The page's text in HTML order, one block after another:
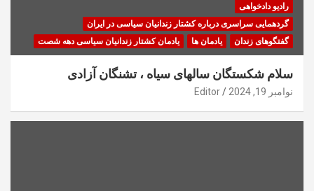
رادیو دادخواهی
گردهمایی سراسری درباره کشتار زندانیان سیاسی در ایران
گفتگوهای زندان
یادمان ها یادمان کشتار زندانیان سیاسی دهه شصت
سلام شکستگان سالهای سیاه ، تشنگان آزادی
نوامبر 19, 2024 Editor